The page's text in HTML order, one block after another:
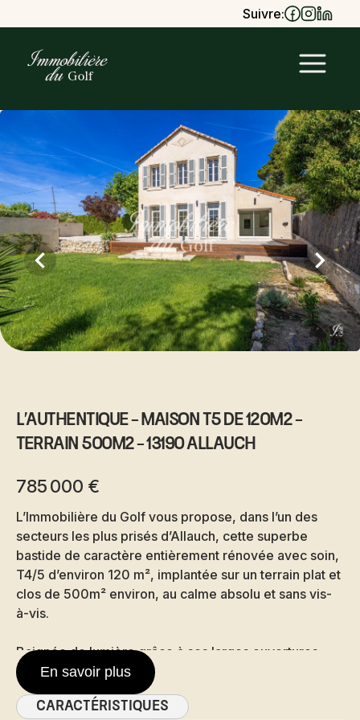
Suivre:
L'AUTHENTIQUE - MAISON T5 de 120m2 -
Terrain 500m2 - 13190 Allauch
785 000 €
L’Immobilière du Golf vous propose, dans l’un des
secteurs les plus prisés d’Allauch, cette superbe
bastide de caractère entièrement rénovée avec soin,
T4/5 d’environ 120 m², implantée sur un terrain plat et
clos de 500m² environ, au calme absolu et sans vis-
à-vis.
Baignée de lumière grâce à ses larges ouvertures
exposées plein sud, la pièce de vie réunit un vaste
salon et une cuisine entièrement équipée, dans une
atmosphère élégante et chaleureuse. La maison est
En savoir plus
Caractéristiques